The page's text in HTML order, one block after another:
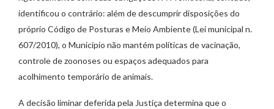
identificou o contrário: além de descumprir disposições do
próprio Código de Posturas e Meio Ambiente (Lei municipal n.
607/2010), o Município não mantém políticas de vacinação,
controle de zoonoses ou espaços adequados para
acolhimento temporário de animais.
A decisão liminar deferida pela Justiça determina que o